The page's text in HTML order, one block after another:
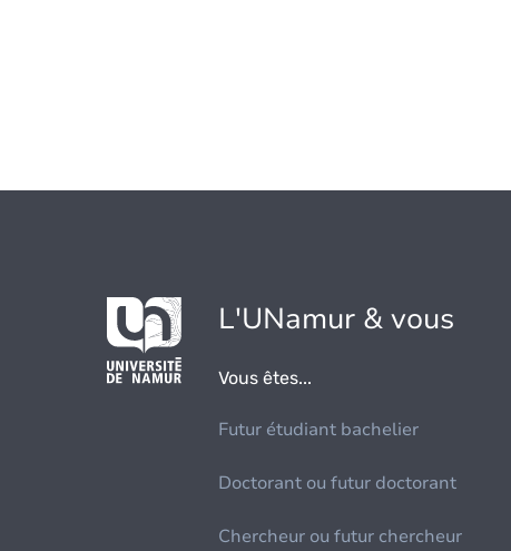
L'UNamur & vous
Vous êtes...
Futur étudiant bachelier
Doctorant ou futur doctorant
Chercheur ou futur chercheur